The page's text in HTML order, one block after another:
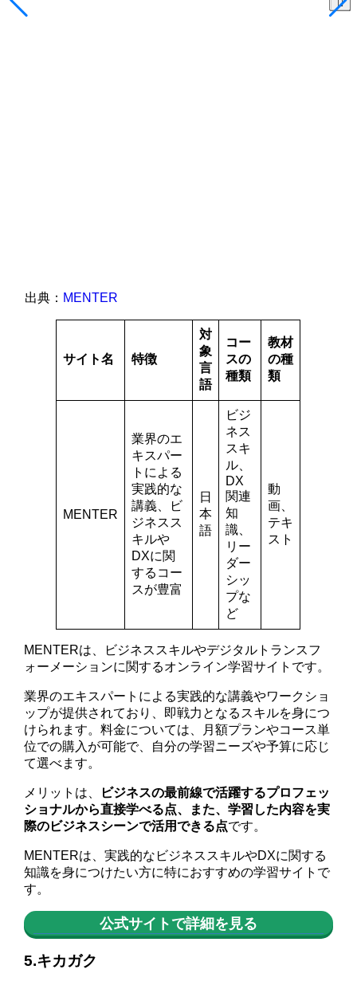
出典： MENTER
サイト名 特徴
対
象
言
語
コー
スの
種類
教材
の種
類
MENTER
業界のエ
キスパー
トによる
実践的な
講義、ビ
ジネスス
キルや
DXに関
するコー
スが豊富
日
本
語
ビジ
ネス
スキ
ル、
DX
関連
知
識、
リー
ダー
シッ
プな
ど
動
画、
テキ
スト
MENTERは、ビジネススキルやデジタルトランスフ
ォーメーションに関するオンライン学習サイトです。
業界のエキスパートによる実践的な講義やワークショ
ップが提供されており、即戦力となるスキルを身につ
けられます。料金については、月額プランやコース単
位での購入が可能で、自分の学習ニーズや予算に応じ
て選べます。
メリットは、
ビジネスの最前線で活躍するプロフェッ
ショナルから直接学べる点、また、学習した内容を実
際のビジネスシーンで活用できる点です。
MENTERは、実践的なビジネススキルやDXに関する
知識を身につけたい方に特におすすめの学習サイトで
す。
公式サイトで詳細を見る
5.キカガク